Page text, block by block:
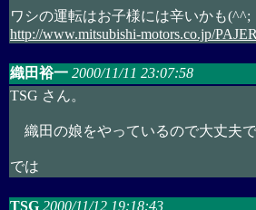
ワシの運転はお子様には辛いかも
http://www.mitsubishi-motors.co.jp/
織田裕一 2000/11/11 23:07:58
TSG さん。
織田の娘をやっているので大丈夫で
では
TSG 2000/11/12 19:18:43